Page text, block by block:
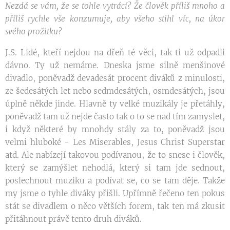
Nezdá se vám, že se tohle vytrácí? Že člověk příliš mnoho a
příliš rychle vše konzumuje, aby všeho stihl víc, na úkor
svého prožitku?
J.S. Lidé, kteří nejdou na dřeň té věci, tak ti už odpadli
dávno. Ty už nemáme. Dneska jsme silně menšinové
divadlo, poněvadž devadesát procent diváků z minulosti,
ze šedesátých let nebo sedmdesátých, osmdesátých, jsou
úplně někde jinde. Hlavně ty velké muzikály je přetáhly,
poněvadž tam už nejde často tak o to se nad tím zamyslet,
i když některé by mnohdy stály za to, poněvadž jsou
velmi hluboké - Les Miserables, Jesus Christ Superstar
atd. Ale nabízejí takovou podívanou, že to snese i člověk,
který se zamýšlet nehodlá, který si tam jde sednout,
poslechnout muziku a podívat se, co se tam děje. Takže
my jsme o tyhle diváky přišli. Upřímně řečeno ten pokus
stát se divadlem o něco větších forem, tak ten má zkusit
přitáhnout právě tento druh diváků.